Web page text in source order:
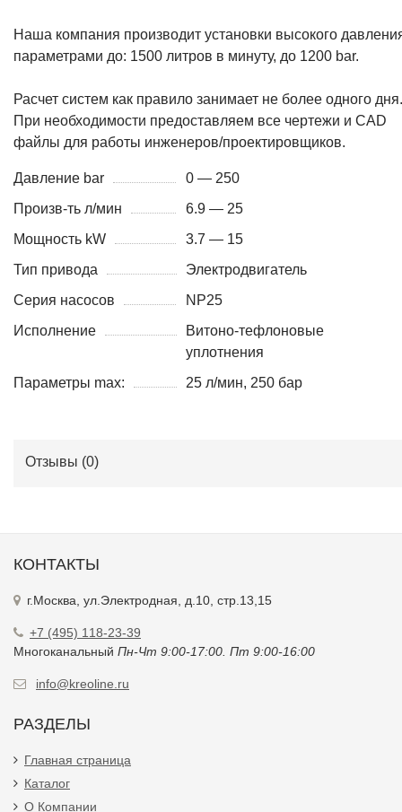
Наша компания производит установки высокого
параметрами до: 1500 литров в минуту, до 1200 bar.
Расчет систем как правило занимает не более одного дня.
При необходимости предоставляем все чертежи и CAD
файлы для работы инженеров/проектировщиков.
Давление bar
0 — 250
Произв-ть л/мин
6.9 — 25
Мощность kW
3.7 — 15
Тип привода
Электродвигатель
Серия насосов
NP25
Исполнение
Витоно-тефлоновые
уплотнения
Параметры max:
25 л/мин, 250 бар
Отзывы (0)
КОНТАКТЫ
г.Москва, ул.Электродная, д.10, стр.13,15
+7 (495) 118-23-39
Многоканальный Пн-Чт 9:00-17:00. Пт 9:00-16:00
info@kreoline.ru
РАЗДЕЛЫ
Главная страница
Каталог
О Компании